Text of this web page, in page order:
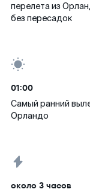
перелета из
без пересадок
01:00
Самый ранний
Орландо
около 3 часов